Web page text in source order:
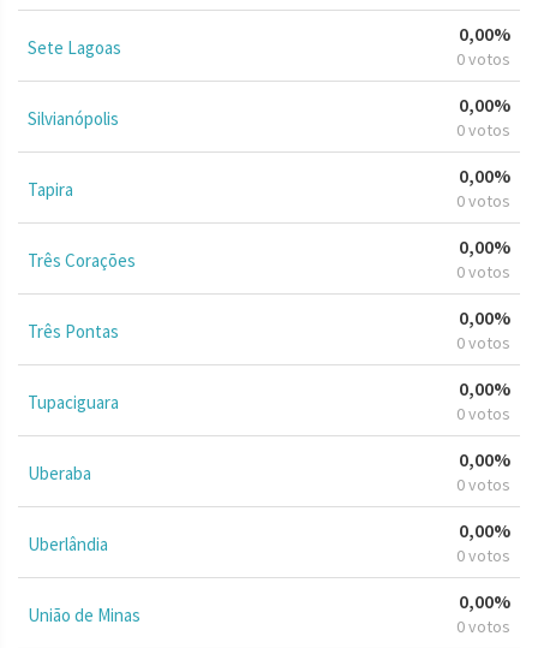
Sete Lagoas
0,00%
0 votos
Silvianópolis
0,00%
0 votos
Tapira
0,00%
0 votos
Três Corações
0,00%
0 votos
Três Pontas
0,00%
0 votos
Tupaciguara
0,00%
0 votos
Uberaba
0,00%
0 votos
Uberlândia
0,00%
0 votos
União de Minas
0,00%
0 votos